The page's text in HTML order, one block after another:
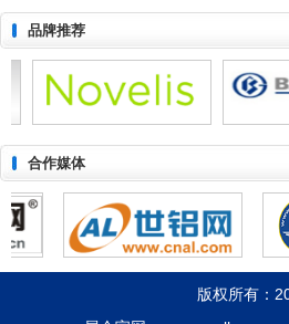
品牌推荐
合作媒体
版权所有：2026